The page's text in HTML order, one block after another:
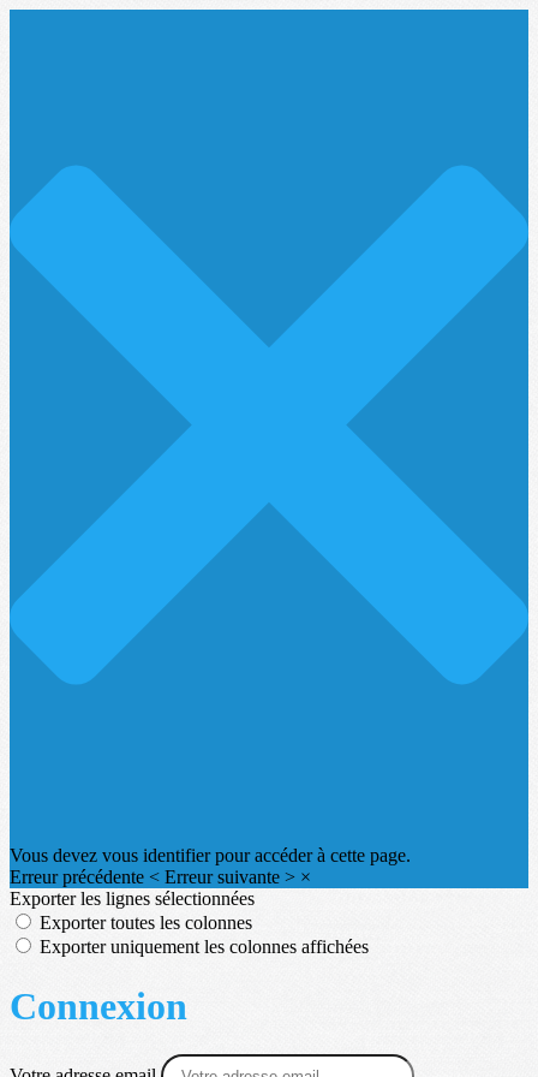
Vous devez vous identifier pour accéder à cette page.
Erreur précédente < Erreur suivante > ×
Exporter les lignes sélectionnées
Exporter toutes les colonnes
Exporter uniquement les colonnes affichées
Connexion